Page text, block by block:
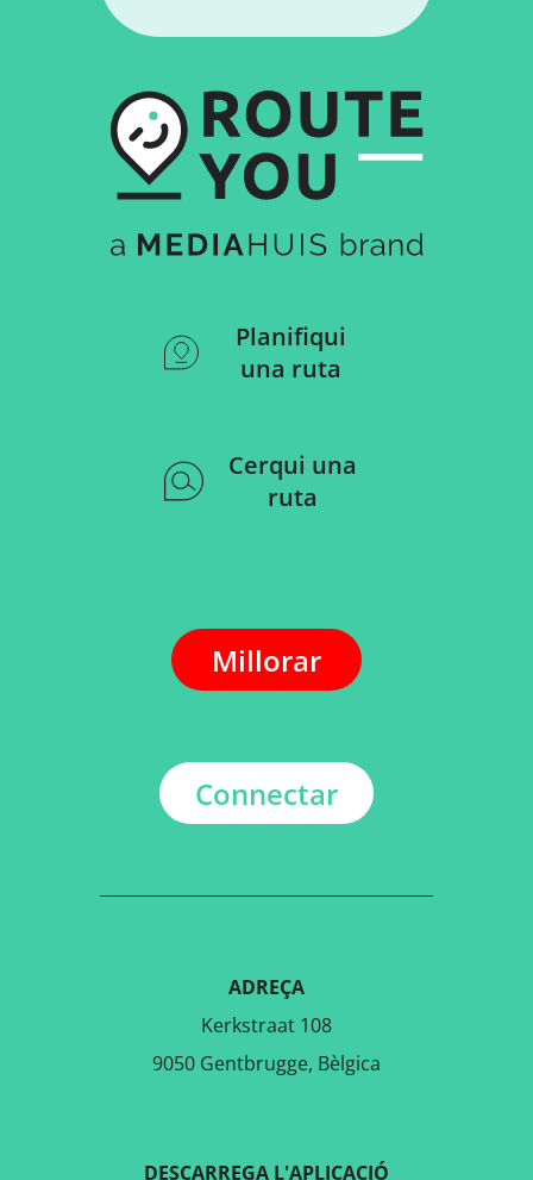
Planifiqui
una ruta
Cerqui una
ruta
Millorar
Connectar
ADREÇA
Kerkstraat 108
9050 Gentbrugge, Bèlgica
DESCARREGA L'APLICACIÓ